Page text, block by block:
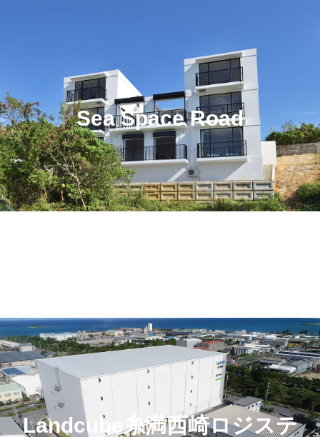
Sea Space Road
Landcube糸満西崎ロジステ